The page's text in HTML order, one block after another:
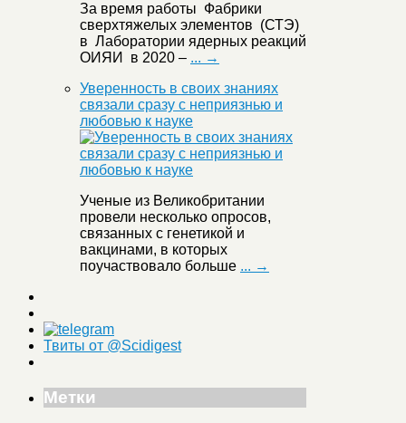
За время работы Фабрики
сверхтяжелых элементов (СТЭ)
в Лаборатории ядерных реакций
ОИЯИ в 2020 – ... →
Уверенность в своих знаниях
связали сразу с неприязнью и
любовью к науке
Ученые из Великобритании
провели несколько опросов,
связанных с генетикой и
вакцинами, в которых
поучаствовало больше ... →
Твиты от @Scidigest
Метки